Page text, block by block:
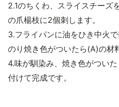
2.1のちくわ、スライスチーズ
の爪楊枝に2個刺します。
3.フライパンに油をひき中火
のり焼き色がついたら(A)の材
4.味が馴染み、焼き色がつい
付けて完成です。